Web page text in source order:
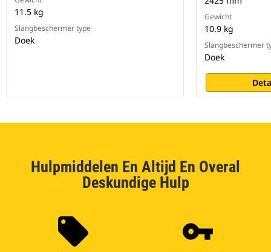
11.5 kg
Slangbeschermer type
Doek
Gewicht
10.9 kg
Slangbeschermer
Doek
Hulpmiddelen En Altijd En Overal
Deskundige Hulp